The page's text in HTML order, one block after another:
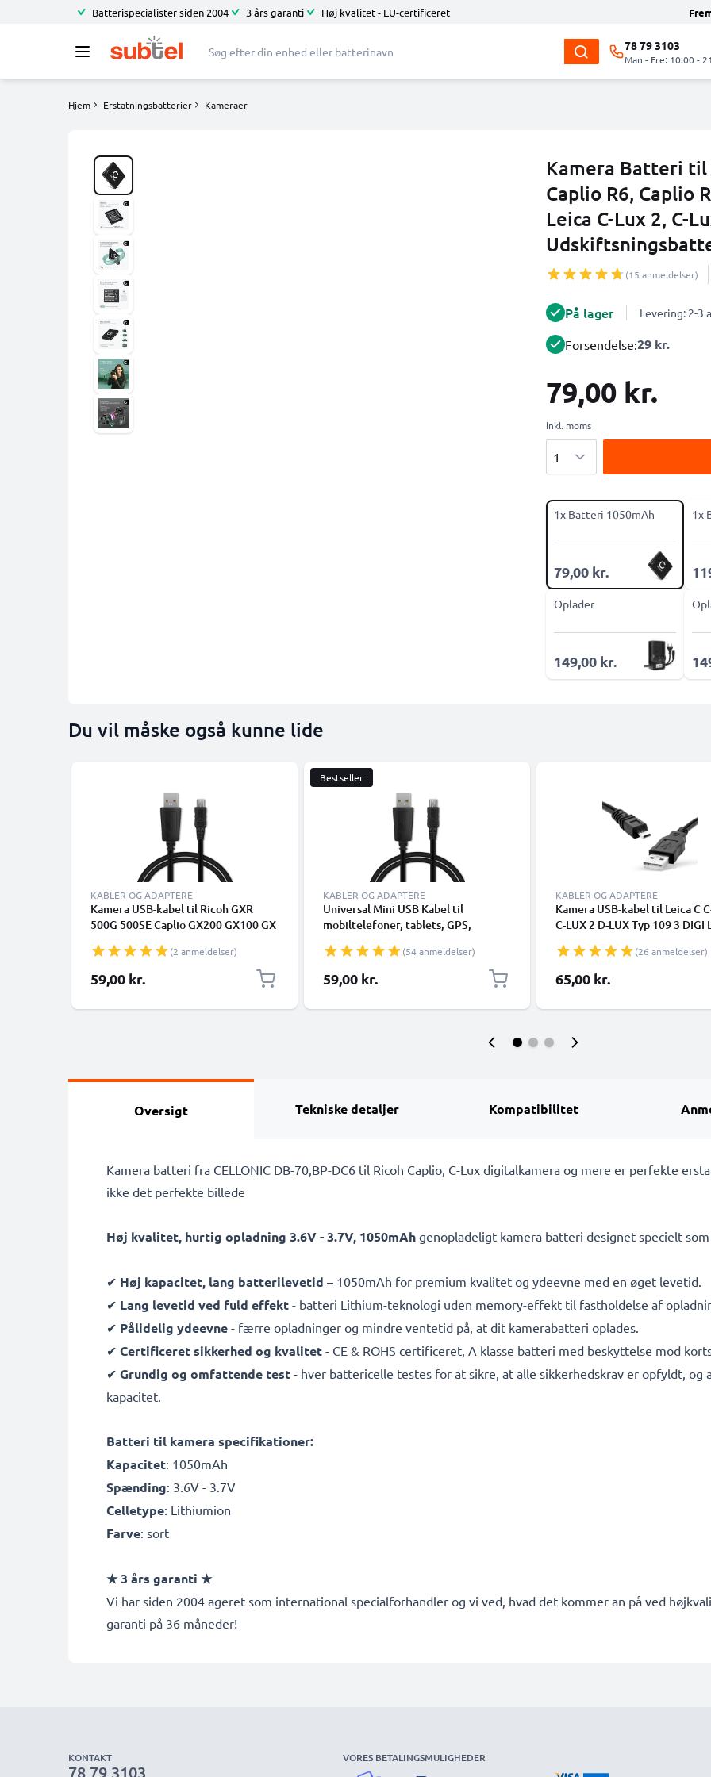
Batterispecialister siden 2004 3 års garanti Høj kvalitet - EU-certificeret
78 79 3103
Man - Fre: 10:00 -
Hjem Erstatningsbatterier Kameraer
Kamera Batteri til
Caplio R6, Caplio
Leica C-Lux 2, C-
(15 anmeldelser)
På lager Levering: 2-3
Forsendelse:29 kr.
79,00 kr.
inkl. moms
1x Batteri 1050mAh
79,00 kr.
1x
Oplader
149,00 kr.
Du vil måske også kunne lide
KABLER OG ADAPTERE
Kamera USB-kabel til Ricoh GXR
500G 500SE Caplio GX200 GX100 GX
R2 R3 R5 R6 R7 R8 R10 1m Hurtig
opladning af datakabel til kamera 1A
Opladerledning PVC - Sort
(2 anmeldelser)
59,00 kr.
Bestseller
KABLER OG ADAPTERE
Universal Mini USB Kabel til
mobiltelefoner, tablets, GPS,
1m PVC Opladning/opladerkabel -
Sort
(54 anmeldelser)
59,00 kr.
KABLER OG ADAPTERE
Kamera USB-kabel til Leica C
C-LUX 2 D-LUX Typ 109 3 DIGI
Hurtig opladning af datakabel
kamera Opladerledning PVC -
(26 anmeldelser)
65,00 kr.
Oversigt Tekniske detaljer Kompatibilitet
Kamera batteri fra CELLONIC DB-70,BP-DC6 til Ricoh Caplio, C-Lux digitalkamera og mere er perfekte
ikke det perfekte billede
Høj kvalitet, hurtig opladning 3.6V - 3.7V, 1050mAh genopladeligt kamera batteri designet specielt
✔ Høj kapacitet, lang batterilevetid – 1050mAh for premium kvalitet og ydeevne med en øget levetid.
✔ Lang levetid ved fuld effekt - batteri Lithium-teknologi uden memory-effekt til fastholdelse af
✔ Pålidelig ydeevne - færre opladninger og mindre ventetid på, at dit kamerabatteri oplades.
✔ Certificeret sikkerhed og kvalitet - CE & ROHS certificeret, A klasse batteri med beskyttelse mod
✔ Grundig og omfattende test - hver battericelle testes for at sikre, at alle sikkerhedskrav er opfyldt,
kapacitet.
Batteri til kamera specifikationer:
Kapacitet: 1050mAh
Spænding: 3.6V - 3.7V
Celletype: Lithiumion
Farve: sort
★ 3 års garanti ★
Vi har siden 2004 ageret som international specialforhandler og vi ved, hvad det kommer an på ved
garanti på 36 måneder!
KONTAKT
78 79 3103
VORES BETALINGSMULIGHEDER